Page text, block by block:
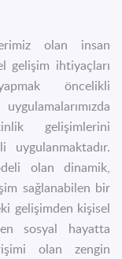
olan insan
gelişim ihtiyaçları
öncelikli
gelişimlerini
uygulanmaktadır.
olan dinamik,
sağlanabilen bir
gelişimden kişisel
sosyal hayatta
olan zengin